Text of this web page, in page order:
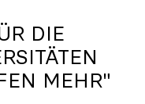
DIE
MEHR"